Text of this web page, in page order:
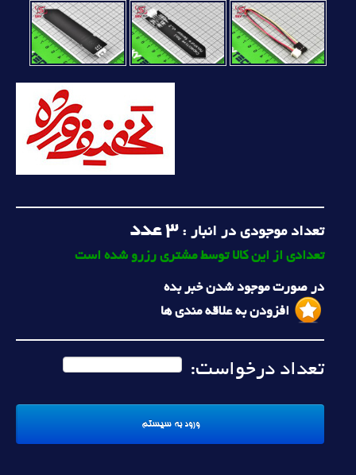
تعداد موجودی در انبار :3 عدد
تعدادی از این کالا توسط مشتری رزرو شده است
در صورت موجود شدن خبر بده
افزودن به علاقه مندی ها
تعداد درخواست: